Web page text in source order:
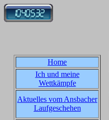
Home
Ich und meine
Wettkämpfe
Aktuelles vom Ansbacher
Laufgeschehen